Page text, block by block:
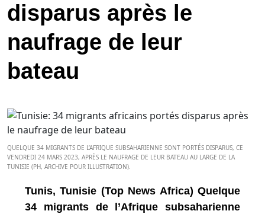
disparus après le
naufrage de leur
bateau
QUELQUE 34 MIGRANTS DE L’AFRIQUE SUBSAHARIENNE SONT PORTÉS DISPARUS, CE
VENDREDI 24 MARS 2023, APRÈS LE NAUFRAGE DE LEUR BATEAU AU LARGE DE LA
TUNISIE (PH, ARCHIVE POUR ILLUSTRATION).
Tunis, Tunisie (Top News Africa) Quelque
34 migrants de l’Afrique subsaharienne